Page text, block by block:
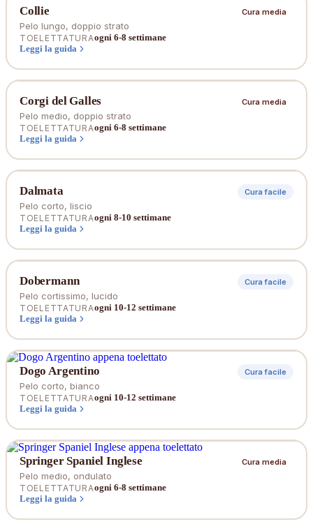
Collie Cura media
Pelo lungo, doppio strato
TOELETTATURAogni 6-8 settimane
Leggi la guida
Corgi del Galles Cura media
Pelo medio, doppio strato
TOELETTATURAogni 6-8 settimane
Leggi la guida
Dalmata Cura facile
Pelo corto, liscio
TOELETTATURAogni 8-10 settimane
Leggi la guida
Dobermann Cura facile
Pelo cortissimo, lucido
TOELETTATURAogni 10-12 settimane
Leggi la guida
Dogo Argentino Cura facile
Pelo corto, bianco
TOELETTATURAogni 10-12 settimane
Leggi la guida
Springer Spaniel Inglese Cura media
Pelo medio, ondulato
TOELETTATURAogni 6-8 settimane
Leggi la guida